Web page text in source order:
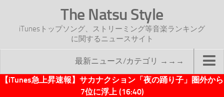
The Natsu Style
iTunesトップソング、ストリーミング等音楽ランキング
に関するニュースサイト
最新ニュース/カテゴリ →→→
TOP
【iTunes急上昇速報】サカナクション「夜の踊り子」圏外から
7位に浮上 (16:40)